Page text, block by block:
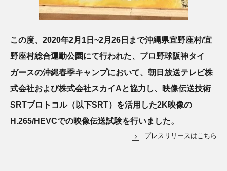
この度、2020年2月1日~2月26日まで沖縄県宜野座村/宜
野座村総合運動公園にて行われた、プロ野球阪神タイ
ガースの沖縄春季キャンプにおいて、朝日放送テレビ株
式会社および株式会社スカイAと協力し、映像伝送技術
SRTプロトコル（以下SRT）を活用した2K映像の
H.265/HEVCでの映像伝送試験を行いました。
プレスリリースはこちら